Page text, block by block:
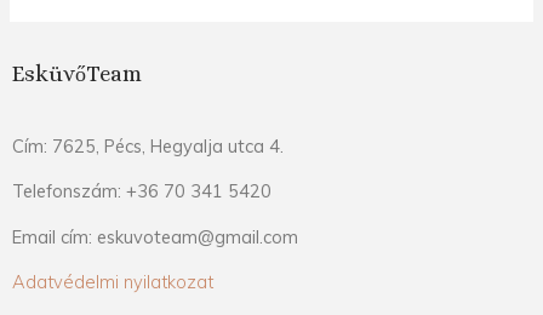
EsküvőTeam
Cím: 7625, Pécs, Hegyalja utca 4.
Telefonszám: +36 70 341 5420
Email cím: eskuvoteam@gmail.com
Adatvédelmi nyilatkozat